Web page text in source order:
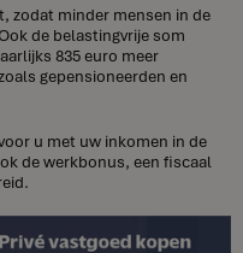
zodat minder mensen in de
de belastingvrije som
835 euro meer
gepensioneerden en
u met uw inkomen in de
de werkbonus, een fiscaal